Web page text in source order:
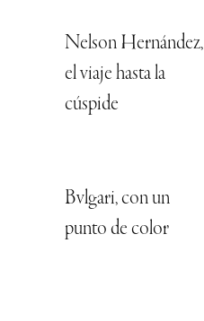
Nelson Hernández,
el viaje hasta la
cúspide
Bvlgari, con un
punto de color